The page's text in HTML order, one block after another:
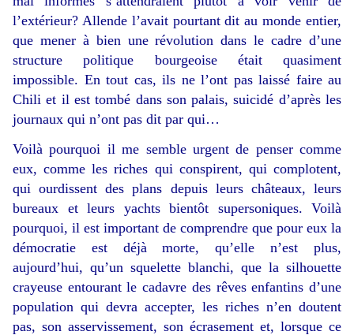
l’extérieur? Allende l’avait pourtant dit au monde entier,
que mener à bien une révolution dans le cadre d’une
structure politique bourgeoise était quasiment
impossible. En tout cas, ils ne l’ont pas laissé faire au
Chili et il est tombé dans son palais, suicidé d’après les
journaux qui n’ont pas dit par qui…
Voilà pourquoi il me semble urgent de penser comme
eux, comme les riches qui conspirent, qui complotent,
qui ourdissent des plans depuis leurs châteaux, leurs
bureaux et leurs yachts bientôt supersoniques. Voilà
pourquoi, il est important de comprendre que pour eux la
démocratie est déjà morte, qu’elle n’est plus,
aujourd’hui, qu’un squelette blanchi, que la silhouette
crayeuse entourant le cadavre des rêves enfantins d’une
population qui devra accepter, les riches n’en doutent
pas, son asservissement, son écrasement et, lorsque ce